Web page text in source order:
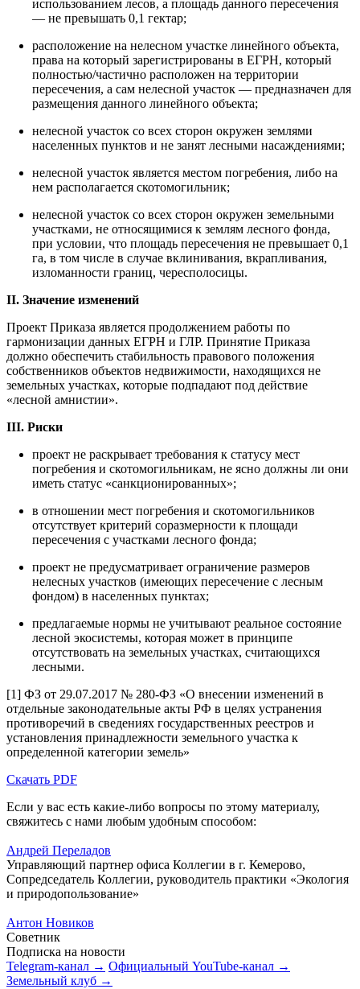
использованием лесов, а площадь данного пересечения
— не превышать 0,1 гектар;
расположение на нелесном участке линейного объекта,
права на который зарегистрированы в ЕГРН, который
полностью/частично расположен на территории
пересечения, а сам нелесной участок — предназначен для
размещения данного линейного объекта;
нелесной участок со всех сторон окружен землями
населенных пунктов и не занят лесными насаждениями;
нелесной участок является местом погребения, либо на
нем располагается скотомогильник;
нелесной участок со всех сторон окружен земельными
участками, не относящимися к землям лесного фонда,
при условии, что площадь пересечения не превышает 0,1
га, в том числе в случае вклинивания, вкрапливания,
изломанности границ, чересполосицы.
II. Значение изменений
Проект Приказа является продолжением работы по
гармонизации данных ЕГРН и ГЛР. Принятие Приказа
должно обеспечить стабильность правового положения
собственников объектов недвижимости, находящихся не
земельных участках, которые подпадают под действие
«лесной амнистии».
III. Риски
проект не раскрывает требования к статусу мест
погребения и скотомогильникам, не ясно должны ли они
иметь статус «санкционированных»;
в отношении мест погребения и скотомогильников
отсутствует критерий соразмерности к площади
пересечения с участками лесного фонда;
проект не предусматривает ограничение размеров
нелесных участков (имеющих пересечение с лесным
фондом) в населенных пунктах;
предлагаемые нормы не учитывают реальное состояние
лесной экосистемы, которая может в принципе
отсутствовать на земельных участках, считающихся
лесными.
[1] ФЗ от 29.07.2017 № 280-ФЗ «О внесении изменений в
отдельные законодательные акты РФ в целях устранения
противоречий в сведениях государственных реестров и
установления принадлежности земельного участка к
определенной категории земель»
Скачать PDF
Если у вас есть какие-либо вопросы по этому материалу,
свяжитесь с нами любым удобным способом:
Андрей Переладов
Управляющий партнер офиса Коллегии в г. Кемерово,
Сопредседатель Коллегии, руководитель практики «Экология
и природопользование»
Антон Новиков
Советник
Подписка на новости
Telegram-канал → Официальный YouTube-канал →
Земельный клуб →